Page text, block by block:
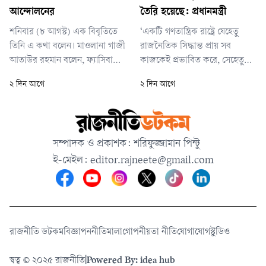
অতিরিক্ত আয়ে পরিণত হতে
আন্দোলনের
শনিবার (৮ আগস্ট) এক বিবৃতিতে
তিনি এ কথা বলেন। মাওলানা গাজী
আতাউর রহমান বলেন, ফ্যাসিবাদের
কোনো ধরনের ছাড় দেওয়া যাবে না।
করে দ্রুত ও ব্যাপকভাবে তা সম্পন্ন
করার আহ্বান জানান তিনি।
২ দিন আগে
তৈরি হয়েছে: প্রধানমন্ত্রী
‘একটি গণতান্ত্রিক রাষ্ট্রে যেহেতু
রাজনৈতিক সিদ্ধান্ত প্রায় সব
কাজকেই প্রভাবিত করে, সেহেতু
—সবাই যার যার মতাদর্শ অনুযায়ী
এটা কোনো অযৌক্তিক বিষয় নয়।
তবে— এই তবেটাই হচ্ছে ইম্পর্টেন্ট
বিষয়। তবে রাজনৈতিক সম্পৃক্ততা
যেন নিজেদের পেশাগত দায়িত্ব পাল
২ দিন আগে
সম্পাদক ও প্রকাশক: শরিফুজ্জামান পিন্টু
ই-মেইল: editor.rajneete@gmail.com
রাজনীতি ডটকমবিজ্ঞাপননীতিমালাগোপনীয়তা নীতিযোগাযোগস্টুডিও
স্বত্ব © ২০২৫ রাজনীতিPowered By: idea hub